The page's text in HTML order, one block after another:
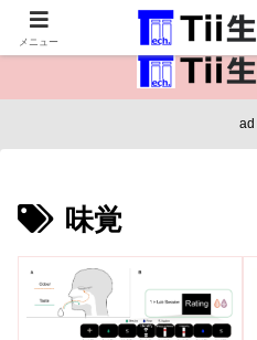
医療保健・生命・生
ad
味覚
メニュー